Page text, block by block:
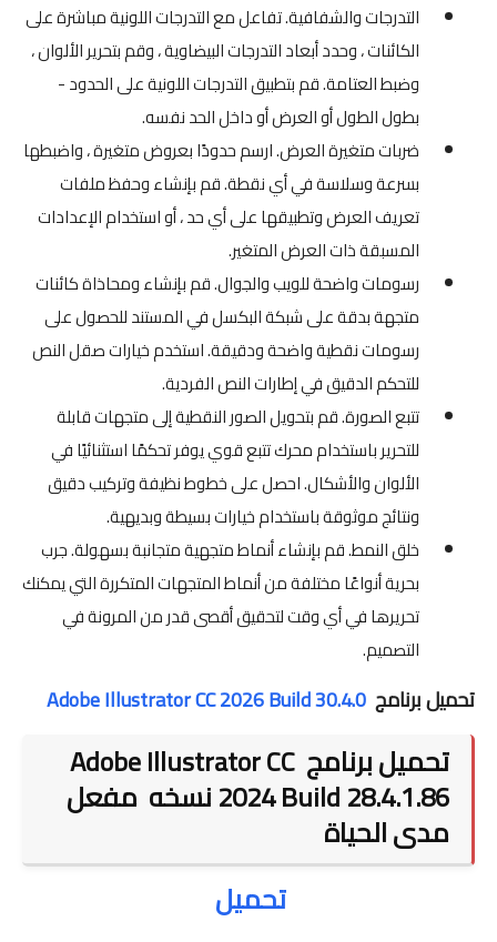
التدرجات والشفافية. تفاعل مع التدرجات اللونية مباشرة على
الكائنات ، وحدد أبعاد التدرجات البيضاوية ، وقم بتحرير الألوان ،
وضبط العتامة. قم بتطبيق التدرجات اللونية على الحدود -
بطول الطول أو العرض أو داخل الحد نفسه.
ضربات متغيرة العرض. ارسم حدودًا بعروض متغيرة ، واضبطها
بسرعة وسلاسة في أي نقطة. قم بإنشاء وحفظ ملفات
تعريف العرض وتطبيقها على أي حد ، أو استخدام الإعدادات
المسبقة ذات العرض المتغير.
رسومات واضحة للويب والجوال. قم بإنشاء ومحاذاة كائنات
متجهة بدقة على شبكة البكسل في المستند للحصول على
رسومات نقطية واضحة ودقيقة. استخدم خيارات صقل النص
للتحكم الدقيق في إطارات النص الفردية.
تتبع الصورة. قم بتحويل الصور النقطية إلى متجهات قابلة
للتحرير باستخدام محرك تتبع قوي يوفر تحكمًا استثنائيًا في
الألوان والأشكال. احصل على خطوط نظيفة وتركيب دقيق
ونتائج موثوقة باستخدام خيارات بسيطة وبديهية.
خلق النمط. قم بإنشاء أنماط متجهية متجانبة بسهولة. جرب
بحرية أنواعًا مختلفة من أنماط المتجهات المتكررة التي يمكنك
تحريرها في أي وقت لتحقيق أقصى قدر من المرونة في
التصميم.
تحميل برنامج Adobe Illustrator CC 2026 Build 30.4.0
تحميل برنامج Adobe Illustrator CC
2024 Build 28.4.1.86 نسخه مفعل
مدى الحياة
تحميل